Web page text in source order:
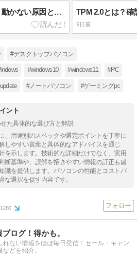
マウスが認識しない・動かない原因と対処法｜有線・無線別にわかりやすく解説
9日前
#デスクトップパソコン
#windows10 #windows11 #PC
#ノートパソコン #ゲーミングpc
ント
せた具体的な選び方と解説
、用途別のスペックや選定ポイントを丁寧に
しやすい言葉と具体的なアドバイスを通じ
を示します。技術的な詳細だけでなく、実用
断基準や、誤解を招きやすい情報の訂正も盛
識を提供します。パソコンの性能とコストバ
な選択を促す内容です。
1280
ログ！得かも。
れない情報をほぼ毎日発信！セール・キャン
どを紹介。